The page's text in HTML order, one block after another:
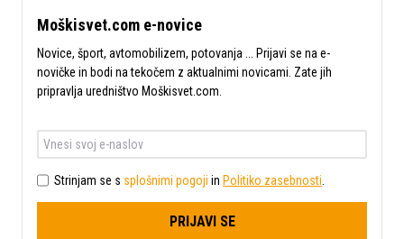
Moškisvet.com e-novice
Novice, šport, avtomobilizem, potovanja ... Prijavi se na e-
novičke in bodi na tekočem z aktualnimi novicami. Zate jih
pripravlja uredništvo Moškisvet.com.
Strinjam se s splošnimi pogoji in Politiko zasebnosti
PRIJAVI SE